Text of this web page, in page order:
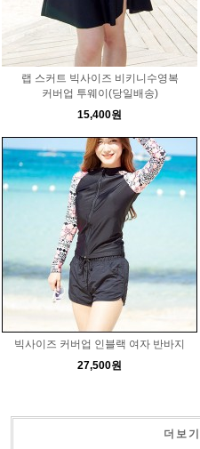
랩 스커트 빅사이즈 비키니수영복
커버업 투웨이(당일배송)
15,400원
빅사이즈 커버업 인블랙 여자 반바지
27,500원
더보기